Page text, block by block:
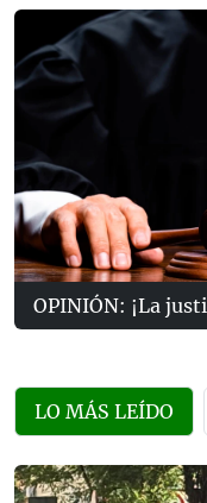
OPINIÓN: ¡La
LO MÁS LEÍDO